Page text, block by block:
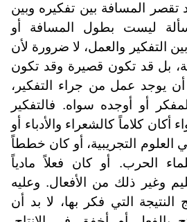
تقصر المسافة بين تفكيره وبين
ليست بطول المسافة أو
التفكير والعمل، لا ضرورة لأن
بل قد تكون قصيرة وقد تكون
يوجد عمل من جراء التفكير،
أو أوجده سواه. فالتفكير
كلاماً كالشعراء والأدباء أو
العلوم التجريبية، أو كان خططاً
الحرب. أو كان فعلاً مادياً
وغير ذلك من الأفعال. وعليه
النتيجة التي فكر بها، لا بد أن